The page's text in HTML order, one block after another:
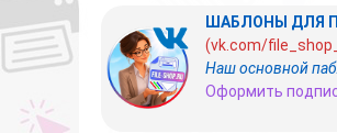
ШАБЛОНЫ ДЛЯ
(vk.com/
Наш основной
Оформить